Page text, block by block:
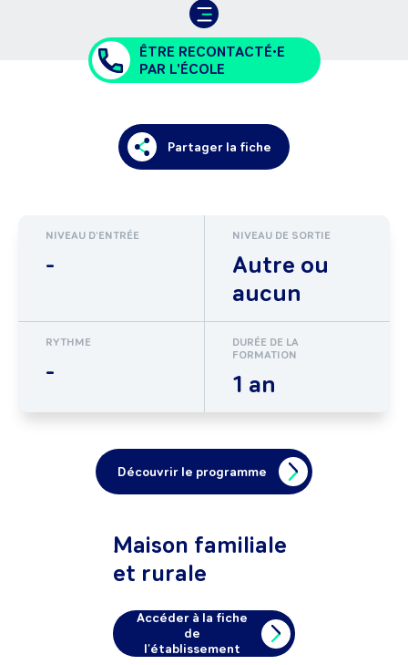
ÊTRE RECONTACTÉ•E
PAR L'ÉCOLE
Partager la fiche
NIVEAU D'ENTRÉE
-
NIVEAU DE SORTIE
Autre ou
aucun
RYTHME
-
DURÉE DE LA
FORMATION
1 an
Découvrir le programme
Maison familiale
et rurale
Accéder à la fiche
de
l'établissement